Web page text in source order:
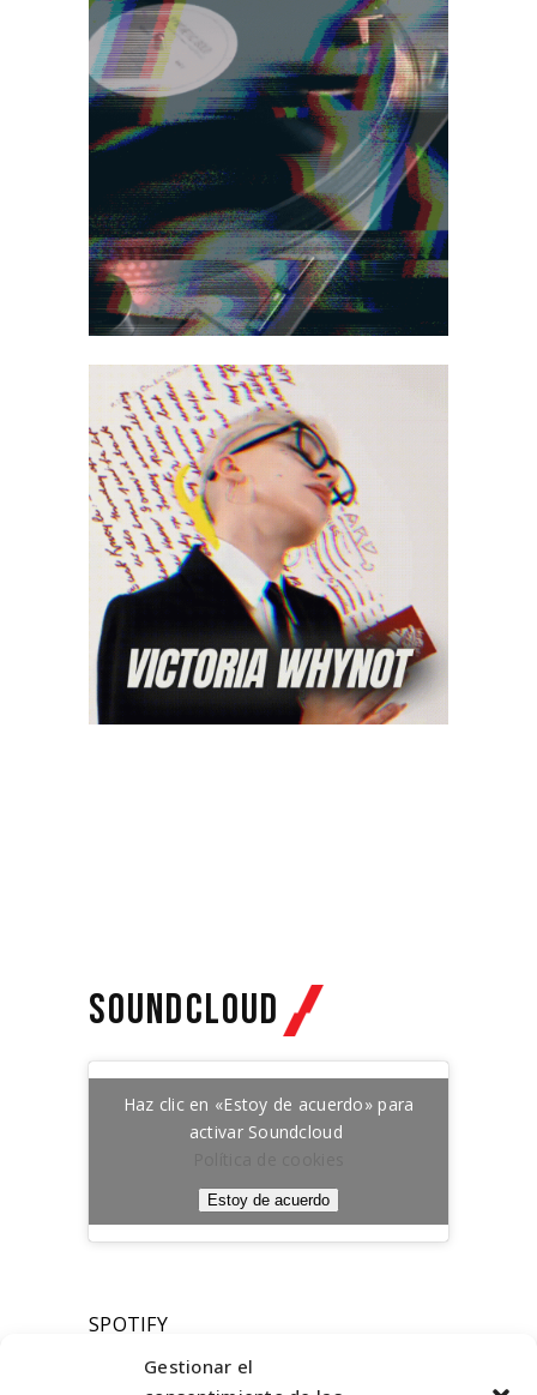
Gestionar el
SOUNDCLOUD
Haz clic en «Estoy de acuerdo» para
activar Soundcloud
Estoy de acuerdo
SPOTIFY